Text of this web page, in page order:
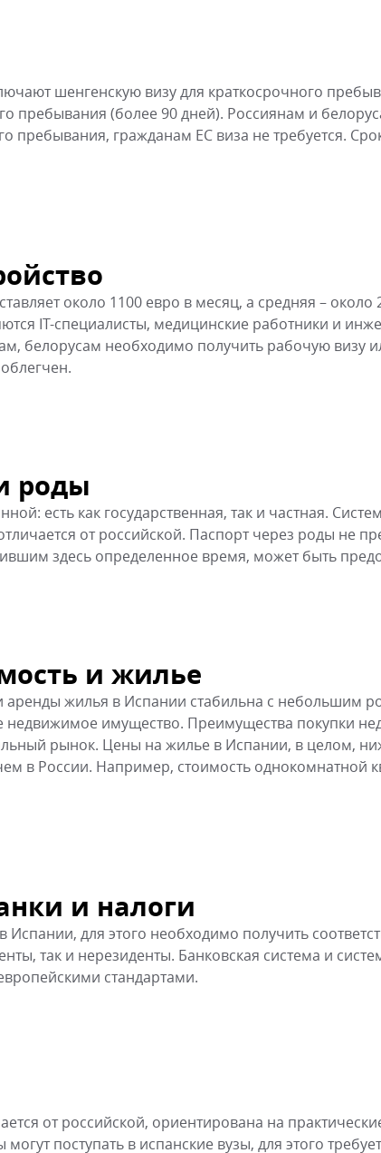
шенгенскую визу для краткосрочного
пребывания (более 90 дней). Россиянам и
пребывания, гражданам ЕС виза не требуется.
около 1100 евро в месяц, а средняя – около
IT-специалисты, медицинские работники и
белорусам необходимо получить рабочую визу
роды
есть как государственная, так и частная.
от российской. Паспорт через роды не
здесь определенное время, может быть
и жилье
жилья в Испании стабильна с небольшим
недвижимое имущество. Преимущества покупки
рынок. Цены на жилье в Испании, в целом,
в России. Например, стоимость однокомнатной
и налоги
Испании, для этого необходимо получить
так и нерезиденты. Банковская система и
стандартами.
от российской, ориентирована на
поступать в испанские вузы, для этого